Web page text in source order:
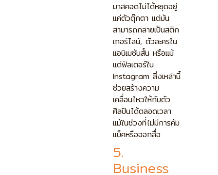
มาสคอตไม่ได้หยุดอยู่
แค่ตัวตุ๊กตา แต่มัน
สามารถกลายเป็นสติก
เกอร์ไลน์, ตัวละครใน
แอนิเมชันสั้น หรือแม้
แต่ฟิลเตอร์ใน
Instagram สิ่งเหล่านี้
ช่วยสร้างความ
เคลื่อนไหวให้กับตัว
ศิลปินได้ตลอดเวลา
แม้ในช่วงที่ไม่มีการคัม
แบ็คหรือออกสื่อ
5.
Business